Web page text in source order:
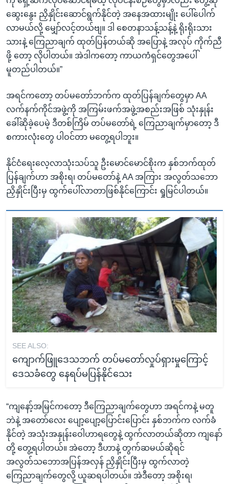
ဆွေးနွေး ညှိနှိုင်းဆောင်ရွက်နိုင်တဲ့ အနေအထားမျိုး ပေါ်ပေါက်
လာမယ်လို့ မျှော်လင့်တယ်ဗျ။ ဒါ စေတနာသန့်သန့်နဲ့ ရိုးရိုးသား
သားနဲ့ ကြေညာချက် ထုတ်ပြန်တယ်ဆို အပြောနဲ့ အလုပ် ကိုက်ညီ
ဖို့ တော့ လိုပါတယ်။ အဲဒါကတော့ ကာယကံရှင်တွေအပေါ်
မူတည်ပါတယ်။”
အရင်ကတော့ တပ်မတော်ဘက်က ထုတ်ပြန်ချက်တွေမှာ AA
လက်နက်ကိုင်အဖွဲ့ကို အကြမ်းဖက်အဖွဲ့အစည်းအဖြစ် သုံးနှုန်း
ခေါ်ဆိုခဲ့ပေမဲ့ ဒီတစ်ကြိမ် တပ်မတော်ရဲ့ ကြေညာချက်မှာတော့ ဒီ
စကားလုံးတွေ ပါဝင်တာ မတွေ့ရပါဘူး။
နိုင်ငံရေးလေ့လာသုံးသပ်သူ ဦးမောင်မောင်စိုးက နှစ်ဘက်ထုတ်
ပြန်ချက်ဟာ အစိုးရ၊ တပ်မတော်နဲ့ AA အကြား အလွတ်သဘော
ညှိနှိုင်းပြီးမှ ထွက်ပေါ်လာတာဖြစ်နိုင်ကြောင်း ရှုမြင်ပါတယ်။
SEE ALSO:
ကျောက်ဖြူဒေသဘက် တပ်မတော်လှုပ်ရှားမှုကြောင့်
ဒေသခံတွေ နေရပ်မပြန်နိုင်သေး
“ကျနော့်အမြင်ကတော့ ဒီကြေညာချက်တွေဟာ အရင်ကနဲ့ မတူ
ဘဲနဲ့ အတော်လေး ပျော့ပျော့ပြောင်းပြောင်း နှစ်ဘက်က လက်ခံ
နိုင်တဲ့ အသုံးအနှုန်းဝေါဟာရတွေနဲ့ ထွက်လာတယ်ဆိုတာ ကျနော်
တို့ တွေ့ရပါတယ်။ အဲတော့ ဒီဟာနဲ့ တွက်ဆမယ်ဆိုရင်
အလွတ်သဘောအပြန်အလှန် ညှိနှိုင်းပြီးမှ ထွက်လာတဲ့
ကြေညာချက်တွေလို့ ယူဆရပါတယ်။ အဲဒီတော့ အစိုးရ၊